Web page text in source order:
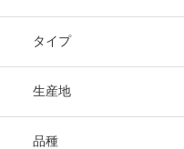
タイプ
生産地
品種